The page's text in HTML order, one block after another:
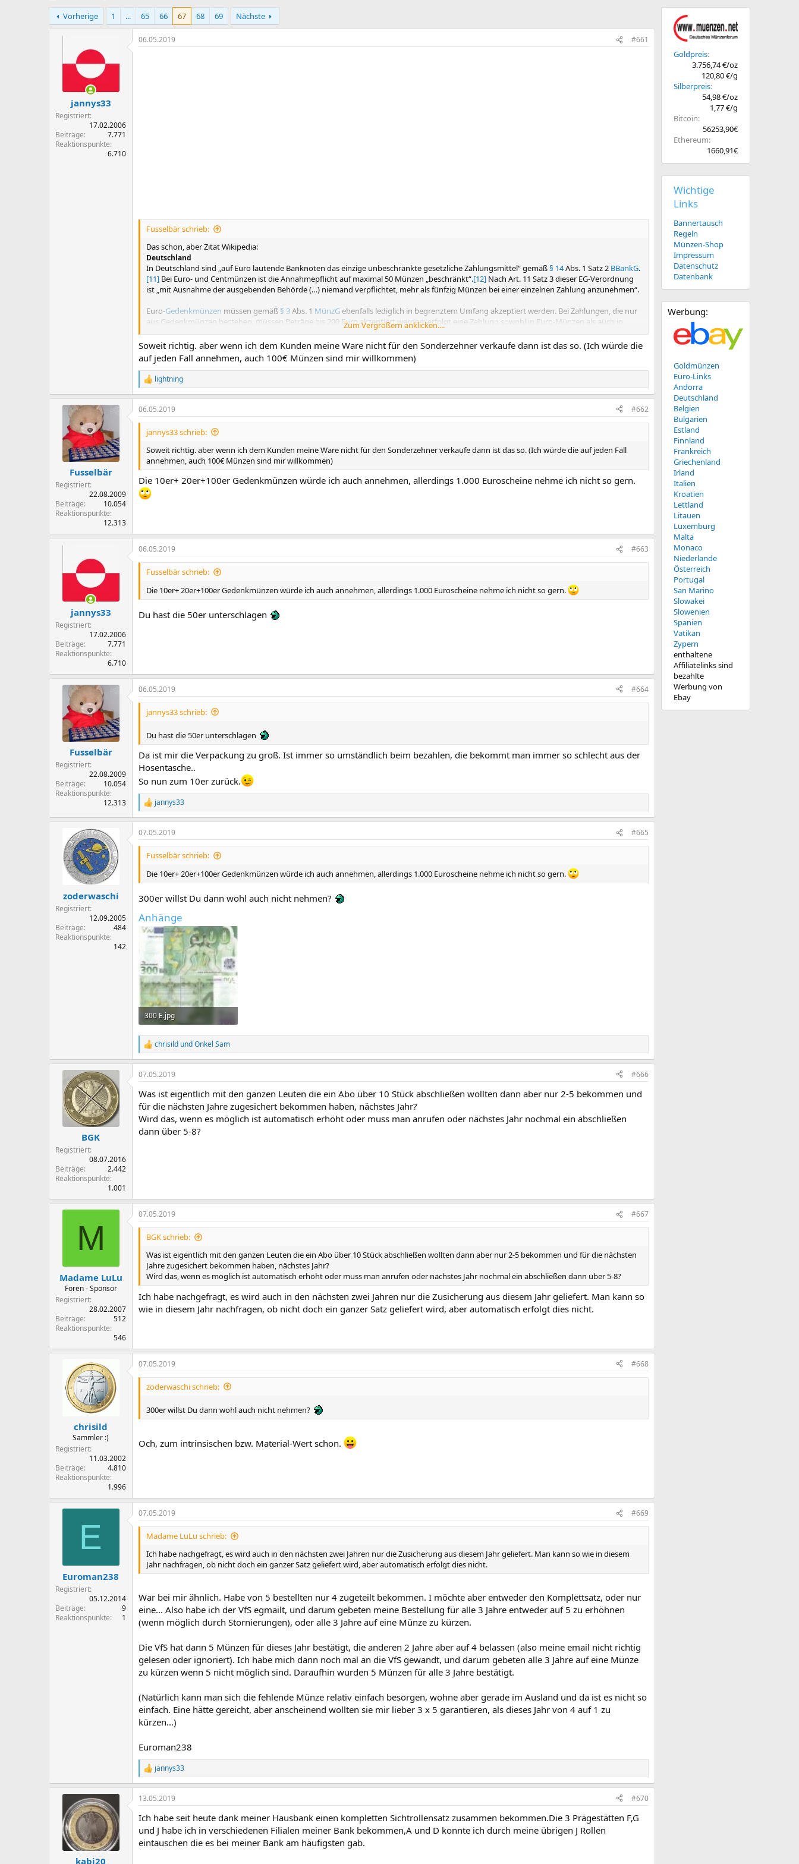
r
s
t
r
s
t
m
Vorherige
1 ... 65 66 67 68 69 Nächste
jannys33
Registriert
17.02.2006
Beiträge
7.771
Reaktionspunkte
6.710
06.05.2019 #661
Fusselbär schrieb:
Das schon, aber Zitat Wikipedia:
Deutschland
In Deutschland sind „auf Euro lautende Banknoten das einzige unbeschränkte gesetzliche Zahlungsmittel“ gemäß§ 14Abs. 1 Satz 2 BBankG.
[11] Bei Euro- und Centmünzen ist die Annahmepflicht auf maximal 50 Münzen „beschränkt“.[12] Nach Art. 11 Satz 3 dieser EG-Verordnung
ist „mit Ausnahme der ausgebenden Behörde (…) niemand verpflichtet, mehr als fünfzig Münzen bei einer einzelnen Zahlung anzunehmen“.
Euro-Gedenkmünzen müssen gemäß § 3Abs. 1 MünzG ebenfalls lediglich in begrenztem Umfang akzeptiert werden. Bei Zahlungen, die nur
aus Gedenkmünzen bestehen, müssen Beträge bis 200 Euro akzeptiert werden; erfolgt eine Zahlung sowohl in Euro-Münzen als auch in
deutschen Euro-Gedenkmünzen, ist auch hier niemand verpflichtet, mehr als 50 Münzen anzunehmen. Gedenkmünzen, die auf Euro lauten,
sind mit Ausnahme der 2-Euro-Münzen nur in den Ausgabeländern gesetzliche Zahlungsmittel.
Zum Vergrößern anklicken....
Soweit richtig. aber wenn ich dem Kunden meine Ware nicht für den Sonderzehner verkaufe dann ist das so. (Ich würde die
auf jeden Fall annehmen, auch 100€ Münzen sind mir willkommen)
R
e
a
k
t
o
n
n
:
lightning
Fusselbär
Registriert
22.08.2009
Beiträge
10.054
Reaktionspunkte
12.313
06.05.2019 #662
jannys33 schrieb:
Soweit richtig. aber wenn ich dem Kunden meine Ware nicht für den Sonderzehner verkaufe dann ist das so. (Ich würde die auf jeden Fall
annehmen, auch 100€ Münzen sind mir willkommen)
Die 10er+ 20er+100er Gedenkmünzen würde ich auch annehmen, allerdings 1.000 Euroscheine nehme ich nicht so gern.
jannys33
Registriert
17.02.2006
Beiträge
7.771
Reaktionspunkte
6.710
06.05.2019 #663
Fusselbär schrieb:
Die 10er+ 20er+100er Gedenkmünzen würde ich auch annehmen, allerdings 1.000 Euroscheine nehme ich nicht so gern.
Du hast die 50er unterschlagen
Fusselbär
Registriert
22.08.2009
Beiträge
10.054
Reaktionspunkte
12.313
06.05.2019 #664
jannys33 schrieb:
Du hast die 50er unterschlagen
Da ist mir die Verpackung zu groß. Ist immer so umständlich beim bezahlen, die bekommt man immer so schlecht aus der
Hosentasche..
So nun zum 10er zurück.
R
e
a
k
t
e
:
jannys33
zoderwaschi
Registriert
12.09.2005
Beiträge
484
Reaktionspunkte
142
07.05.2019 #665
Fusselbär schrieb:
Die 10er+ 20er+100er Gedenkmünzen würde ich auch annehmen, allerdings 1.000 Euroscheine nehme ich nicht so gern.
300er willst Du dann wohl auch nicht nehmen?
Anhänge
300 E.jpg
67,8 KB · Aufrufe: 409
R
e
a
k
i
o
n
e
n
chrisild undOnkel Sam
BGK
Registriert
08.07.2016
Beiträge
2.442
Reaktionspunkte
1.001
07.05.2019 #666
Was ist eigentlich mit den ganzen Leuten die ein Abo über 10 Stück abschließen wollten dann aber nur 2-5 bekommen und
für die nächsten Jahre zugesichert bekommen haben, nächstes Jahr?
Wird das, wenn es möglich ist automatisch erhöht oder muss man anrufen oder nächstes Jahr nochmal ein abschließen
dann über 5-8?
M
Madame LuLu
Foren - Sponsor
Registriert
28.02.2007
Beiträge
512
Reaktionspunkte
546
07.05.2019 #667
BGK schrieb:
Was ist eigentlich mit den ganzen Leuten die ein Abo über 10 Stück abschließen wollten dann aber nur 2-5 bekommen und für die nächsten
Jahre zugesichert bekommen haben, nächstes Jahr?
Wird das, wenn es möglich ist automatisch erhöht oder muss man anrufen oder nächstes Jahr nochmal ein abschließen dann über 5-8?
Ich habe nachgefragt, es wird auch in den nächsten zwei Jahren nur die Zusicherung aus diesem Jahr geliefert. Man kann so
wie in diesem Jahr nachfragen, ob nicht doch ein ganzer Satz geliefert wird, aber automatisch erfolgt dies nicht.
chrisild
Sammler :)
Registriert
11.03.2002
Beiträge
4.810
Reaktionspunkte
1.996
07.05.2019 #668
zoderwaschi schrieb:
300er willst Du dann wohl auch nicht nehmen?
Och, zum intrinsischen bzw. Material-Wert schon.
E
Euroman238
Registriert
05.12.2014
Beiträge
9
Reaktionspunkte
1
07.05.2019 #669
Madame LuLu schrieb:
Ich habe nachgefragt, es wird auch in den nächsten zwei Jahren nur die Zusicherung aus diesem Jahr geliefert. Man kann so wie in diesem
Jahr nachfragen, ob nicht doch ein ganzer Satz geliefert wird, aber automatisch erfolgt dies nicht.
War bei mir ähnlich. Habe von 5 bestellten nur 4 zugeteilt bekommen. I möchte aber entweder den Komplettsatz, oder nur
eine... Also habe ich der VfS egmailt, und darum gebeten meine Bestellung für alle 3 Jahre entweder auf 5 zu erhöhnen
(wenn möglich durch Stornierungen), oder alle 3 Jahre auf eine Münze zu kürzen.
Die VfS hat dann 5 Münzen für dieses Jahr bestätigt, die anderen 2 Jahre aber auf 4 belassen (also meine email nicht richtig
gelesen oder ignoriert). Ich habe mich dann noch mal an die VfS gewandt, und darum gebeten alle 3 Jahre auf eine Münze
zu kürzen wenn 5 nicht möglich sind. Daraufhin wurden 5 Münzen für alle 3 Jahre bestätigt.
(Natürlich kann man sich die fehlende Münze relativ einfach besorgen, wohne aber gerade im Ausland und da ist es nicht so
einfach. Eine hätte gereicht, aber anscheinend wollten sie mir lieber 3 x 5 garantieren, als dieses Jahr von 4 auf 1 zu
kürzen...)
Euroman238
R
e
a
k
i
o
n
e
jannys33
kabi20
13.05.2019 #670
Ich habe seit heute dank meiner Hausbank einen kompletten Sichtrollensatz zusammen bekommen.Die 3 Prägestätten F,G
und J habe ich in verschiedenen Filialen meiner Bank bekommen,A und D konnte ich durch meine übrigen J Rollen
eintauschen die es bei meiner Bank am häufigsten gab.
Goldpreis
3.756,74 €/oz
120,80 €/g
Silberpreis
54,98 €/oz
1,77 €/g
Bitcoin
56253,90€
Ethereum
1660,91€
Wichtige
Links
Bannertausch
Regeln
Münzen-Shop
Impressum
Datenschutz
Datenbank
Werbung:
Goldmünzen
Euro-Links
Andorra
Deutschland
Belgien
Bulgarien
Estland
Finnland
Frankreich
Griechenland
Irland
Italien
Kroatien
Lettland
Litauen
Luxemburg
Malta
Monaco
Niederlande
Österreich
Portugal
San Marino
Slowakei
Slowenien
Spanien
Vatikan
Zypern
enthaltene
Affiliatelinks sind
bezahlte
Werbung von
Ebay